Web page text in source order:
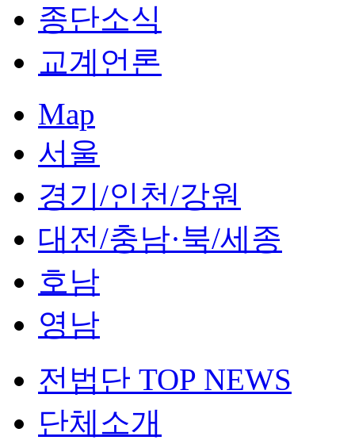
종단소식
교계언론
Map
서울
경기/인천/강원
대전/충남·북/세종
호남
영남
전법단 TOP NEWS
단체소개